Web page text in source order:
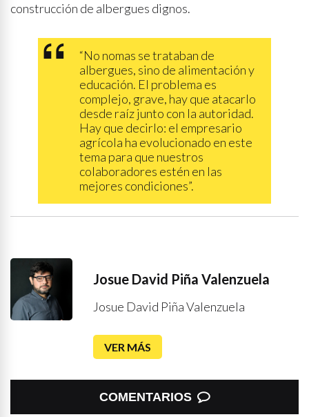
construcción de albergues dignos.
“No nomas se trataban de
albergues, sino de alimentación y
educación. El problema es
complejo, grave, hay que atacarlo
desde raíz junto con la autoridad.
Hay que decirlo: el empresario
agrícola ha evolucionado en este
tema para que nuestros
colaboradores estén en las
mejores condiciones”.
Josue David Piña Valenzuela
Josue David Piña Valenzuela
VER MÁS
COMENTARIOS